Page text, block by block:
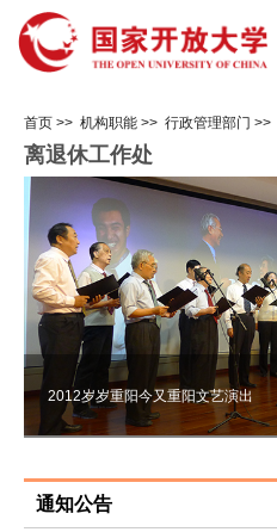
首页 >> 机构职能 >> 行政管理部门 >>
离退休工作处
2012岁岁重阳今又重阳文艺演出
通知公告